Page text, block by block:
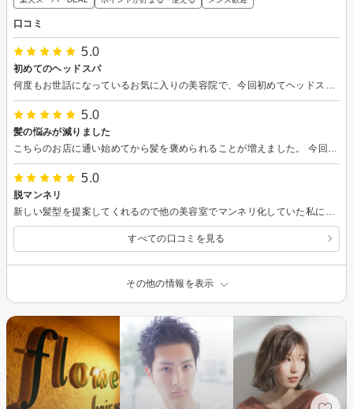
口コミ
5.0
初めてのヘッドスパ
5.0
髪の悩みが減りました
5.0
脱マンネリ
すべての口コミを見る
その他の情報を表示